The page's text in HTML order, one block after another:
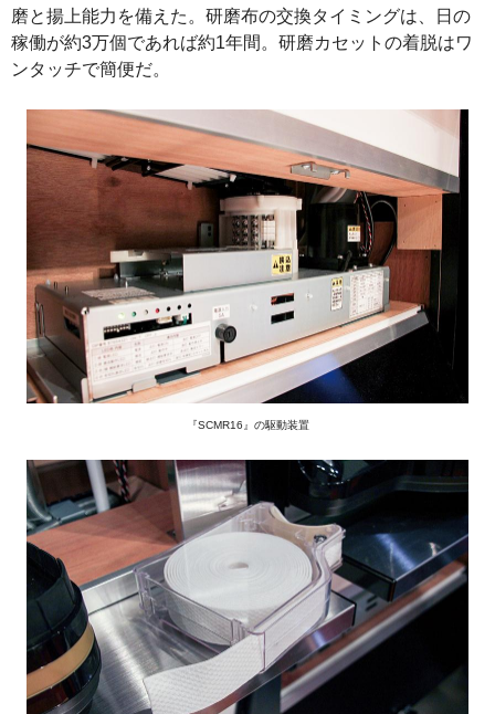
磨と揚上能力を備えた。研磨布の交換タイミングは、日の
稼働が約3万個であれば約1年間。研磨カセットの着脱はワ
ンタッチで簡便だ。
『SCMR16』の駆動装置